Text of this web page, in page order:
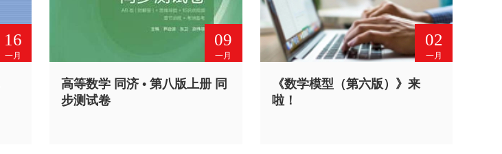
16
一月
09
一月
高等数学 同济 • 第八版上册 同
步测试卷
02
一月
《数学模型（第六版）》来
啦！